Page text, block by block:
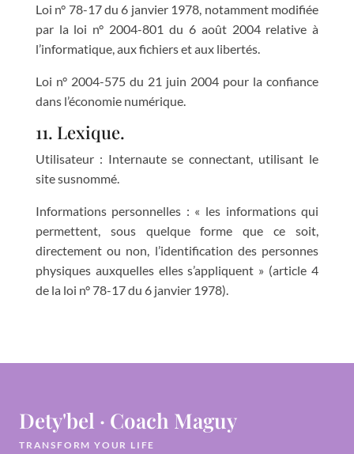
Loi n° 78-17 du 6 janvier 1978, notamment modifiée
par la loi n° 2004-801 du 6 août 2004 relative à
l’informatique, aux fichiers et aux libertés.
Loi n° 2004-575 du 21 juin 2004 pour la confiance
dans l’économie numérique.
11. Lexique.
Utilisateur : Internaute se connectant, utilisant le
site susnommé.
Informations personnelles : « les informations qui
permettent, sous quelque forme que ce soit,
directement ou non, l’identification des personnes
physiques auxquelles elles s’appliquent » (article 4
de la loi n° 78-17 du 6 janvier 1978).
Dety'bel · Coach Maguy
TRANSFORM YOUR LIFE